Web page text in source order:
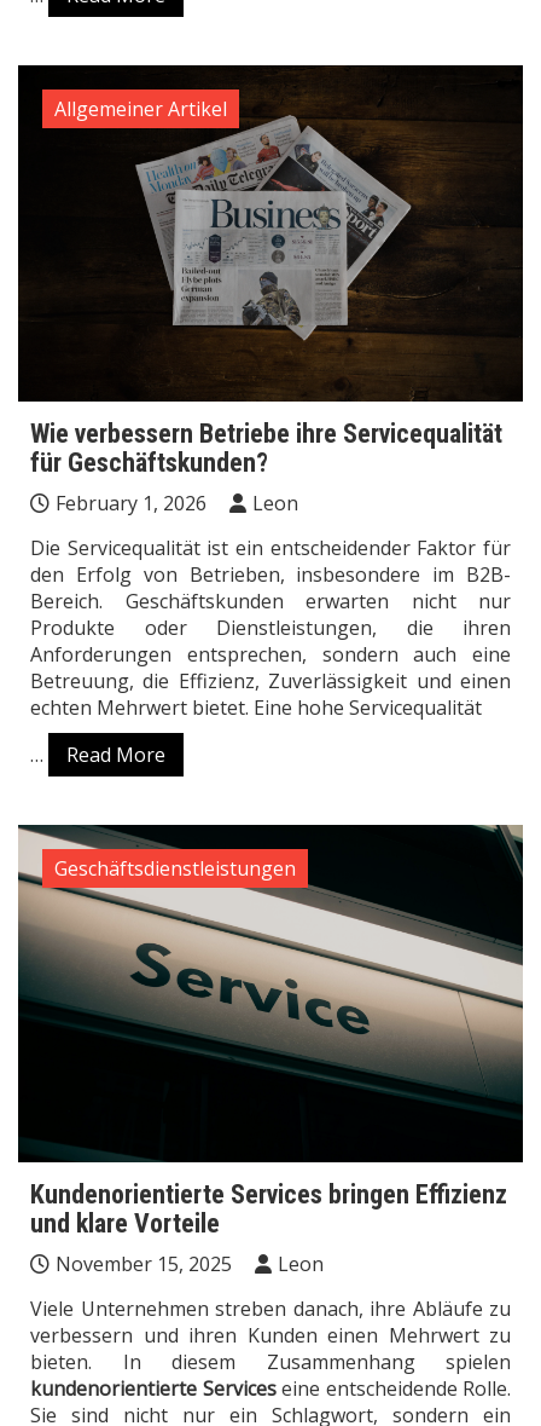
Allgemeiner Artikel
Wie verbessern Betriebe ihre Servicequalität
für Geschäftskunden?
February 1, 2026
Leon
Die Servicequalität ist ein entscheidender Faktor für
den Erfolg von Betrieben, insbesondere im B2B-
Bereich. Geschäftskunden erwarten nicht nur
Produkte oder Dienstleistungen, die ihren
Anforderungen entsprechen, sondern auch eine
Betreuung, die Effizienz, Zuverlässigkeit und einen
echten Mehrwert bietet. Eine hohe Servicequalität
…
Read More
Geschäftsdienstleistungen
Kundenorientierte Services bringen Effizienz
und klare Vorteile
November 15, 2025
Leon
Viele Unternehmen streben danach, ihre Abläufe zu
verbessern und ihren Kunden einen Mehrwert zu
bieten. In diesem Zusammenhang spielen
kundenorientierte Serviceseine entscheidende Rolle.
Sie sind nicht nur ein Schlagwort, sondern ein